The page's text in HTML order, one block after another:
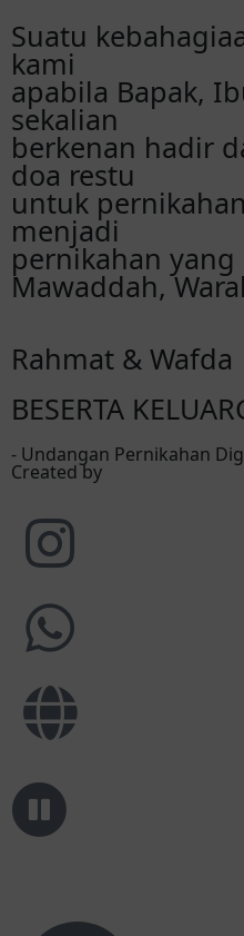
bahagiaa selaluu
Samarchony Safira
Masya Allah,
mugi sakinah
bahagia selalu
baik mbak iim ku
disakiti. Aaaa
Zulia Nisa' ul Kamilah
Happy wedding
warohmah ...
Aliyazhrt
Selamaaattt
H yaa beb ku♥️
Suatu
kami
apabila Bapak,
sekalian
berkenan hadir
doa restu
untuk
menjadi
pernikahan yang
Mawaddah,
Rahmat & Wafda
BESERTA
- Undangan Pernikahan
Created by